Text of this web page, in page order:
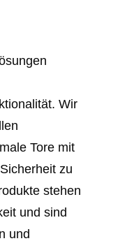
Wir
Tore mit
zu
stehen
und sind
und